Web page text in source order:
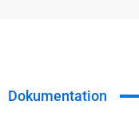
Dokumentation